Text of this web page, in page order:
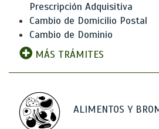
Prescripción Adquisitiva
Cambio de Domicilio Postal
Cambio de Dominio
MÁS TRÁMITES
ALIMENTOS Y